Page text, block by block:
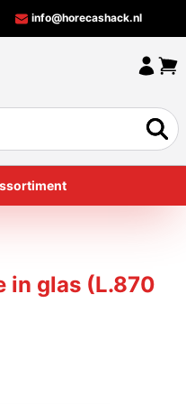
info@horecashack.nl
in glas (L.870